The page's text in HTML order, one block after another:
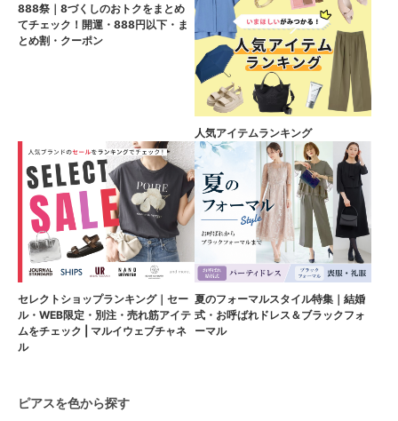
888祭｜8づくしのおトクをまとめ
てチェック！開運・888円以下・ま
とめ割・クーポン
人気アイテムランキング
セレクトショップランキング｜セー
ル・WEB限定・別注・売れ筋アイテ
ムをチェック | マルイウェブチャネ
ル
夏のフォーマルスタイル特集｜結婚
式・お呼ばれドレス＆ブラックフォ
ーマル
ピアスを色から探す